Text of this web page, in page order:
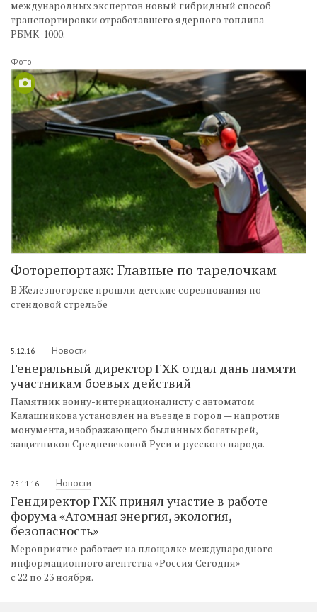
международных экспертов новый гибридный способ
транспортировки отработавшего ядерного топлива
РБМК-1000.
Фото
Фоторепортаж: Главные по тарелочкам
В Железногорске прошли детские соревнования по
стендовой стрельбе
5.12.16 Новости
Генеральный директор ГХК отдал дань памяти
участникам боевых действий
Памятник воину-интернационалисту с автоматом
Калашникова установлен на въезде в город — напротив
монумента, изображающего былинных богатырей,
защитников Средневековой Руси и русского народа.
25.11.16 Новости
Гендиректор ГХК принял участие в работе
форума «Атомная энергия, экология,
безопасность»
Мероприятие работает на площадке международного
информационного агентства «Россия Сегодня»
с 22 по 23 ноября.